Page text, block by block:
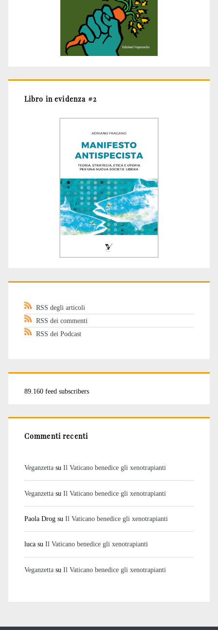
Libro in evidenza #2
RSS degli articoli
RSS dei commenti
RSS dei Podcast
89.160 feed subscribers
Commenti recenti
Veganzettasu Il Vaticano benedice gli xenotrapianti
Veganzettasu Il Vaticano benedice gli xenotrapianti
Paola Drogsu Il Vaticano benedice gli xenotrapianti
lucasu Il Vaticano benedice gli xenotrapianti
Veganzettasu Il Vaticano benedice gli xenotrapianti